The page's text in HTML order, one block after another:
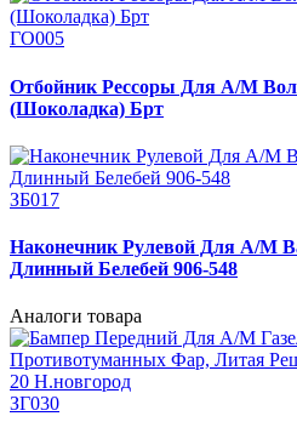
ГО005
Отбойник Рессоры Для А/М
(Шоколадка) Брт
ЗБ017
Наконечник Рулевой Для А/М
Длинный Белебей 906-548
Аналоги товара
ЗГ030